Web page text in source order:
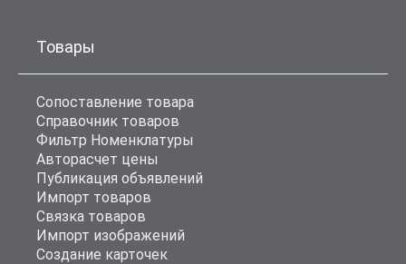
Товары
Сопоставление товара
Справочник товаров
Фильтр Номенклатуры
Авторасчет цены
Публикация объявлений
Импорт товаров
Связка товаров
Импорт изображений
Создание карточек